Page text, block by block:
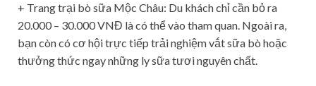
+ Trang trại bò sữa Mộc Châu: Du khách chỉ cần bỏ ra
20.000 – 30.000 VNĐ là có thể vào tham quan. Ngoài ra,
bạn còn có cơ hội trực tiếp trải nghiệm vắt sữa bò hoặc
thưởng thức ngay những ly sữa tươi nguyên chất.